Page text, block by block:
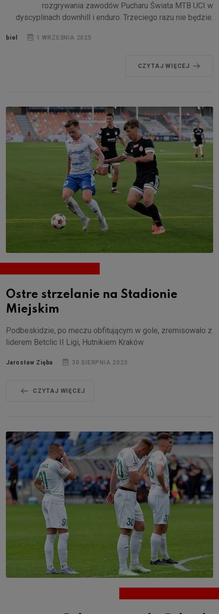
rozgrywania zawodów Pucharu Świata MTB UCI w
dyscyplinach downhill i enduro. Trzeciego razu nie będzie.
biel 1 WRZEŚNIA 2025
CZYTAJ WIĘCEJ
Ostre strzelanie na Stadionie
Miejskim
Podbeskidzie, po meczu obfitującym w gole, zremisowało z
liderem Betclic II Ligi, Hutnikiem Kraków.
Jarosław Zięba 30 SIERPNIA 2025
CZYTAJ WIĘCEJ